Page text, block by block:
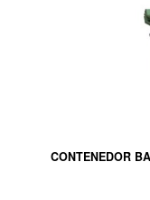
CONTENEDOR